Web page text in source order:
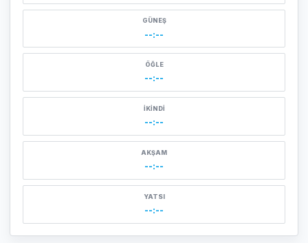
GÜNEŞ
--:--
ÖĞLE
--:--
İKINDI
--:--
AKŞAM
--:--
YATSI
--:--